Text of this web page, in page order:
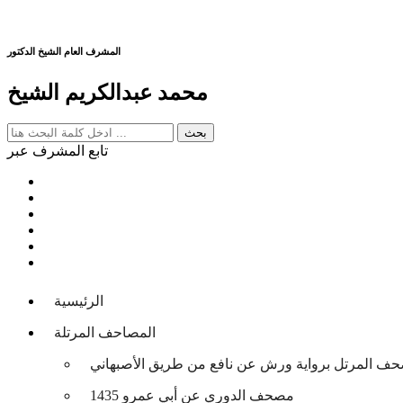
المشرف العام الشيخ الدكتور
محمد عبدالكريم الشيخ
تابع المشرف عبر
الرئيسية
المصاحف المرتلة
المرتل برواية ورش عن نافع من طريق الأصبهاني
مصحف الدوري عن أبي عمرو 1435